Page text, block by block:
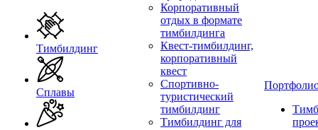
Тимбилдинг
Сплавы
Корпоративный
отдых в формате
тимбилдинга
Квест-тимбилдинг,
корпоративный
квест
Спортивно-
туристический
тимбилдинг
Тимбилдинг для